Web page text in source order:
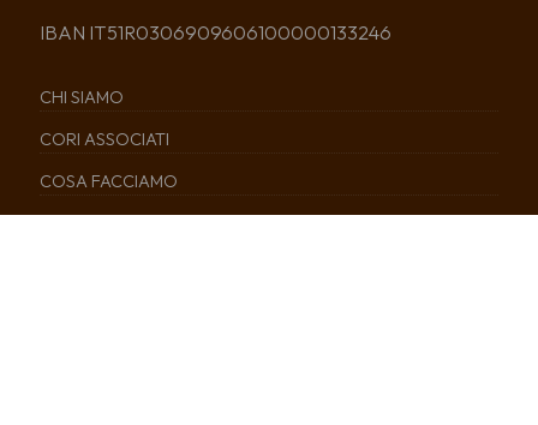
IBAN IT51R0306909606100000133246
CHI SIAMO
CORI ASSOCIATI
COSA FACCIAMO